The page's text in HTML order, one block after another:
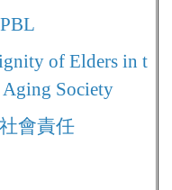
of Elders in t
Society
會責任